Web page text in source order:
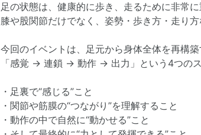
足の状態は、健康的に歩き、走るために非常に
膝や股関節だけでなく、姿勢・歩き方・走り
今回のイベントは、足元から身体全体を再構築
「感覚 → 連鎖 → 動作 → 出力」という4つの
・足裏で“感じる”こと
・関節や筋膜の“つながり”を理解すること
・動作の中で自然に“動かせる”こと